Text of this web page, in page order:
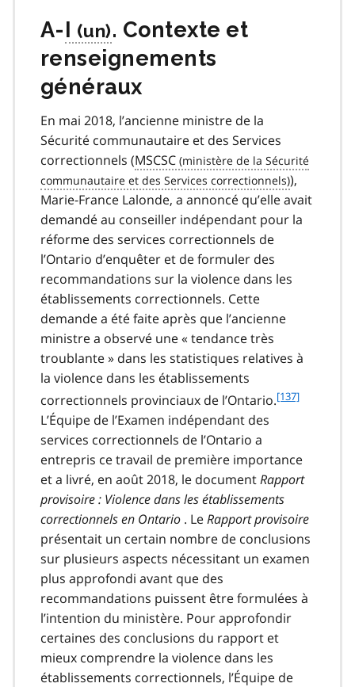
A-I
. Contexte et
renseignements
généraux
En mai 2018, l’ancienne ministre de la
Sécurité communautaire et des Services
correctionnels (MSCSC
),
Marie-France Lalonde, a annoncé qu’elle avait
demandé au conseiller indépendant pour la
réforme des services correctionnels de
l’Ontario d’enquêter et de formuler des
recommandations sur la violence dans les
établissements correctionnels. Cette
demande a été faite après que l’ancienne
ministre a observé une « tendance très
troublante » dans les statistiques relatives à
la violence dans les établissements
correctionnels provinciaux de l’Ontario.f
n
o
t
e
3
7
[137]
L’Équipe de l’Examen indépendant des
services correctionnels de l’Ontario a
entrepris ce travail de première importance
et a livré, en août 2018, le documentRapport
provisoire : Violence dans les établissements
correctionnels en Ontario . LeRapport provisoire
présentait un certain nombre de conclusions
sur plusieurs aspects nécessitant un examen
plus approfondi avant que des
recommandations puissent être formulées à
l’intention du ministère. Pour approfondir
certaines des conclusions du rapport et
mieux comprendre la violence dans les
établissements correctionnels, l’Équipe de